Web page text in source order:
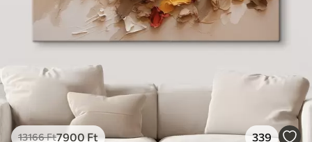
13166Ft7900Ft 339